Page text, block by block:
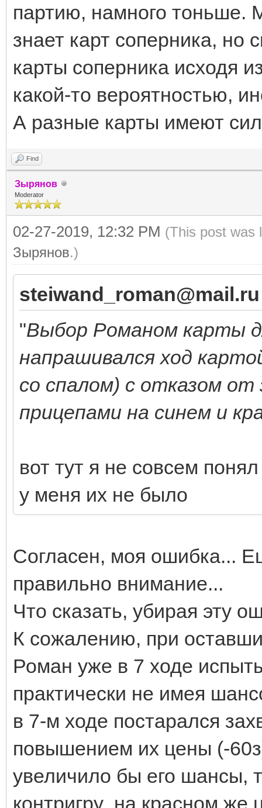
партию, намного тоньше.
знает карт соперника, но
карты соперника исходя
какой-то вероятностью,
А разные карты имеют
Find
Зырянов
Moderator
02-27-2019, 12:32 PM (This post was
Зырянов.)
"Выбор Романом карты
напрашивался ход
со спалом) с отказом
прицепами на синем и
вот тут я не совсем
у меня их не было
Согласен, моя ошибка...
правильно внимание...
Что сказать, убирая эту
К сожалению, при
Роман уже в 7 ходе
практически не имея
в 7-м ходе постарался
повышением их цены (-
увеличило бы его шансы,
контригру на красном же